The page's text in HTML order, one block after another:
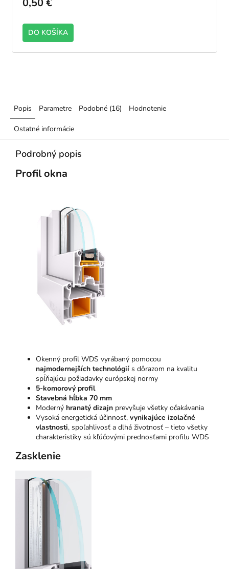
DO KOŠÍKA
Popis Parametre Podobné (16) Hodnotenie
Ostatné informácie
Podrobný popis
Profil okna
Okenný profil WDS vyrábaný pomocou
najmodernejších technológií s dôrazom na kvalitu
spĺňajúcu požiadavky európskej normy
5-komorový profil
Stavebná hĺbka 70 mm
Moderný hranatý dizajn prevyšuje všetky očakávania
Vysoká energetická účinnosť, vynikajúce izolačné
vlastnosti, spoľahlivosť a dlhá životnosť – tieto všetky
charakteristiky sú kľúčovými prednosťami profilu WDS
Zasklenie